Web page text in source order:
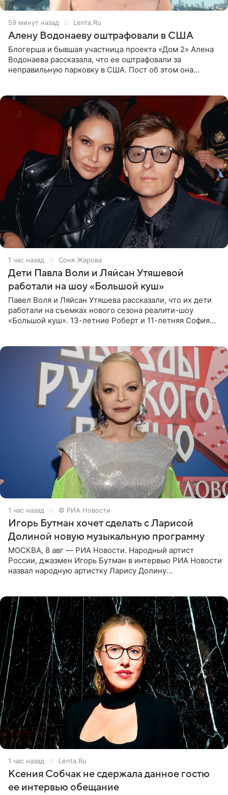
59 минут назад Lenta.Ru
Алену Водонаеву оштрафовали в США
Блогерша и бывшая участница проекта «Дом 2» Алена
Водонаева рассказала, что ее оштрафовали за
неправильную парковку в США. Пост об этом она
1 час назад Соня Жарова
Дети Павла Воли и Ляйсан Утяшевой
работали на шоу «Большой куш»
Павел Воля и Ляйсан Утяшева рассказали, что их дети
работали на съемках нового сезона реалити-шоу
«Большой куш». 13-летние Роберт и 11-летняя София
1 час назад © РИА Новости
Игорь Бутман хочет сделать с Ларисой
Долиной новую музыкальную программу
МОСКВА, 8 авг — РИА Новости. Народный артист
России, джазмен Игорь Бутман в интервью РИА Новости
назвал народную артистку Ларису Долину
1 час назад Lenta.Ru
Ксения Собчак не сдержала данное гостю
ее интервью обещание